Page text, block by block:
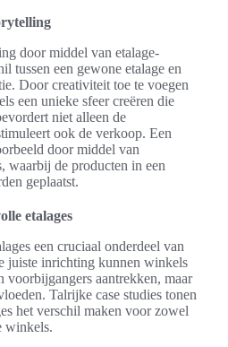
door middel van etalage-
tussen een gewone etalage en
Door creativiteit toe te voegen
een unieke sfeer creëren die
niet alleen de
ook de verkoop. Een
door middel van
waarbij de producten in een
geplaatst.
etalages
een cruciaal onderdeel van
juiste inrichting kunnen winkels
voorbijgangers aantrekken, maar
Talrijke case studies tonen
het verschil maken voor zowel
winkels.